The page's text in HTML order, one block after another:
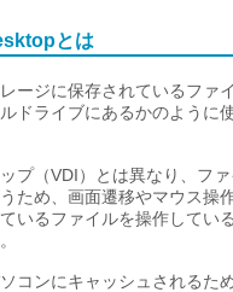
とは
ージに保存されているファ
ドライブにあるかのように
プ（VDI）とは異なり、フ
ため、画面遷移やマウス操
いるファイルを操作してい
コンにキャッシュされるた